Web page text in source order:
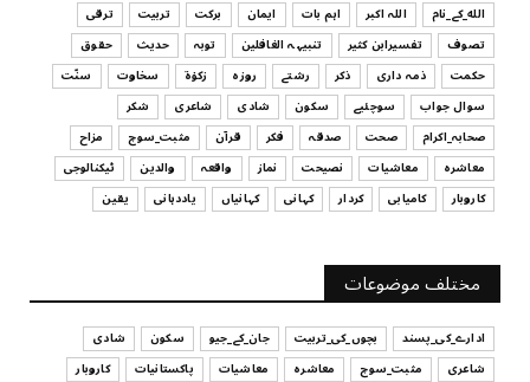
UNCATEGORIZED
اس وقت آپ کا موڈ کیسا ہے؟
July 29, 2026
UNCATEGORIZED
قرض لینے اور دینے میں ہوشیاری
July 29, 2026
آپ کا فیصلہ کرنے کا انداز
July 29, 2026
الله_کے_نام
اللہ اکبر اہم بات ایمان برکت تربیت
ترقی
تصوف
تفسیرابن کثیر تنبیہہ الغافلین توبہ حدیث
حقوق
حکمت
ذمہ داری ذکر رشتے روزہ زکوٰۃ سخاوت
سنّت
سوال جواب
سوچئیے سکون شادی شاعری
شکر
صحابہ_اکرام
صحت صدقہ فکر قرآن مثبت_سوچ
مزاح
معاشرہ
معاشیات نصیحت نماز واقعہ والدین
ٹیکنالوجی
کاروبار
کامیابی کردار کہانی کہانیاں یاددہانی یقین
مختلف موضوعات
ادارے_کی_پسند بچوں_کی_تربیت جان_کے_جیو سکون
شادی
شاعری
مثبت_سوچ معاشرہ معاشیات پاکستانیات
کاروبار